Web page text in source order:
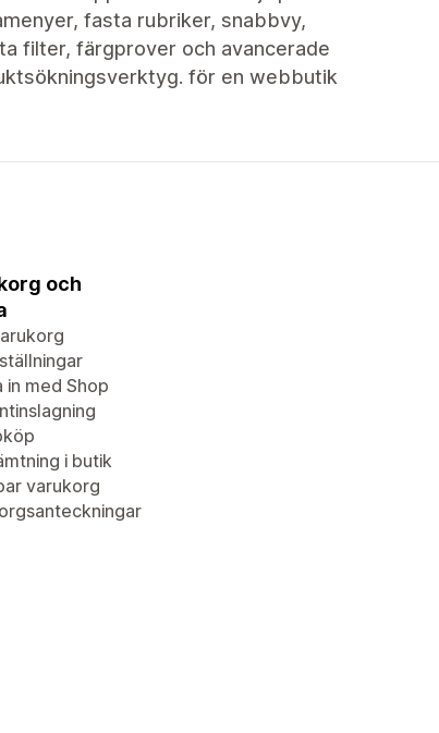
fasta rubriker, snabbvy,
filter, färgprover och avancerade
för en webbutik
och
in med Shop
i butik
varukorg